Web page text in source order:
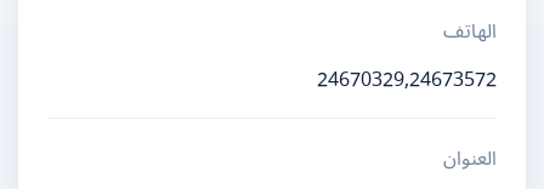
الهاتف
24670329,24673572
العنوان